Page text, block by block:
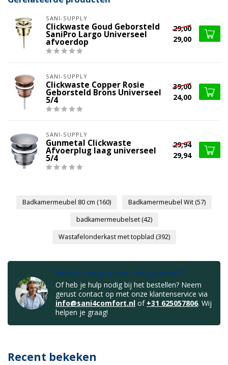
SANI-SUPPLY
Clickwaste Goud Geborsteld
SaniPro Largo Universeel
afvoerdop
29,00
29,00
SANI-SUPPLY
Clickwaste Copper Rosie
Geborsteld Brons Universeel
5/4
39,00
24,00
SANI-SUPPLY
Gunmetal Clickwaste
Afvoerplug laag universeel
5/4
29,94
29,94
Badkamermeubel 80 cm (160) Badkamermeubel Wit(57)
badkamermeubelset(42)
Wastafelonderkast met topblad (392)
Heb je vragen over dit product?
Of heb je hulp nodig bij het bestellen? Neem
gerust contact op met onze klantenservice via
info@sani4comfort.nl of +31 625057806. Wij
helpen je graag!
Recent bekeken